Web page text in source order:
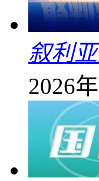
叙利
2026